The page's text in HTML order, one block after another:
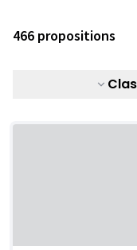
466 propositions